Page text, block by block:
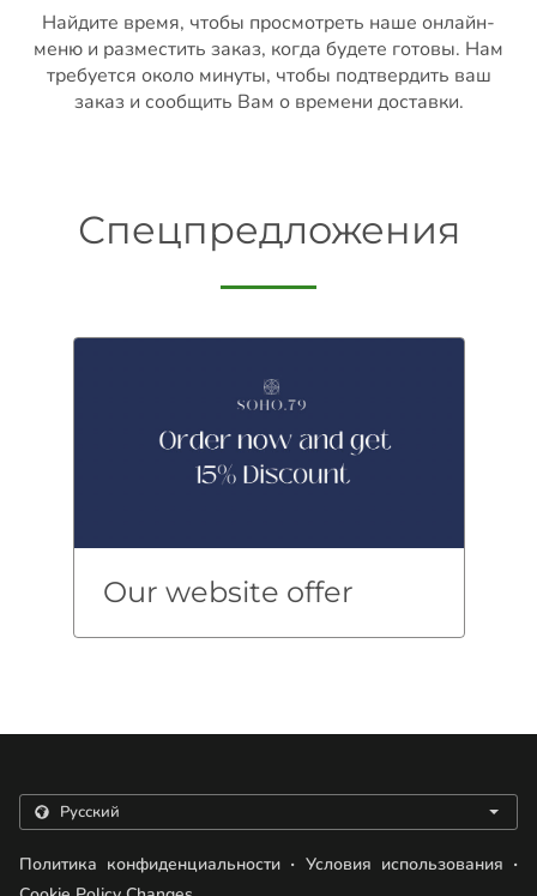
Найдите время, чтобы просмотреть наше онлайн-
меню и разместить заказ, когда будете готовы. Нам
требуется около минуты, чтобы подтвердить ваш
заказ и сообщить Вам о времени доставки.
Спецпредложения
Our website offer
Политика конфиденциальности . Условия использования .